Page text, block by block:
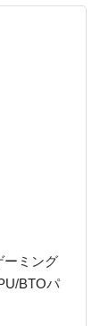
ーミング
BTOパ